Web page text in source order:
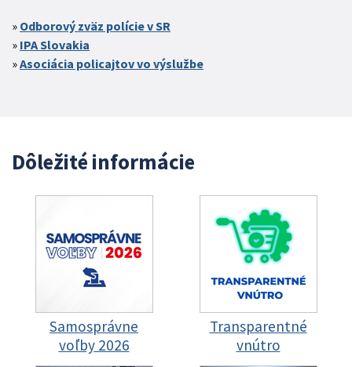
Odborový zväz polície v SR
IPA Slovakia
Asociácia policajtov vo výslužbe
Dôležité informácie
Samosprávne
voľby 2026
Transparentné
vnútro